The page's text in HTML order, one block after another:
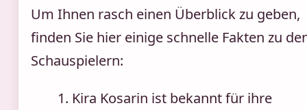
Um Ihnen rasch einen Überblick zu geben,
finden Sie hier einige schnelle Fakten zu
Schauspielern:
Kira Kosarin ist bekannt für ihre